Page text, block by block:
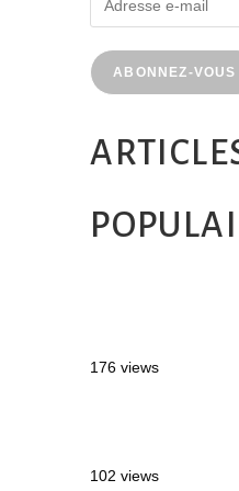
ABONNEZ-VOUS
176 views
102 views